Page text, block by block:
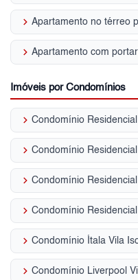
keyboard_arrow_right
keyboard_arrow_right
Imóveis por Condomínios
keyboard_arrow_right
keyboard_arrow_right
keyboard_arrow_right Condomínio
keyboard_arrow_right Condomínio
keyboard_arrow_right Condomínio Ítala Vila
keyboard_arrow_right Condomínio Liverpool